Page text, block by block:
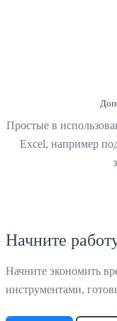
Простые в
Excel, например
Начните
Начните экономить
инструментами,